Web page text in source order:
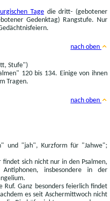
Tagedie dritt- (gebotener
Gedenktag) Rangstufe. Nur
nach oben
Stufe")
120 bis 134. Einige von ihnen
Tragen.
nach oben
und "jah", Kurzform für "Jahwe";
findet sich nicht nur in den Psalmen,
insbesondere in der
Ruf. Ganz besonders feierlich findet
es seit Aschermittwoch nicht